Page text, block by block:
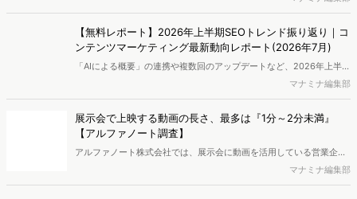
ました。
【無料レポート】2026年上半期SEOトレンド振り返り｜コ
ンテンツマーケティング最新動向レポート(2026年7月)
「AIによる概要」の連携や複数回のアップデートなど、2026年上半期
のSEO領域には変化がありました。また生成AI利用は約1.6倍に伸長
し、最多のChatGPTを追う形でGeminiも15.1%へ拡大するなど、ユー
ザーの選択肢の多様化が進んでいます。WebマーケターやSEO担当者
必見の2026年上半期概要です。※本レポートは記事のフォームから無
料でDLできます。また、レポートをDLしていただいた方には特典も
ご用意しております。
マナミナ編集部
展示会で上映する動画の長さ、最多は『1分～2分未満』
【アルファノート調査】
アルファノート株式会社では、展示会に動画を活用している営業企
画・マーケティング担当者を対象に、展示会における動画活用の実態
調査を実施し、結果を公開しました。
マナミナ編集部